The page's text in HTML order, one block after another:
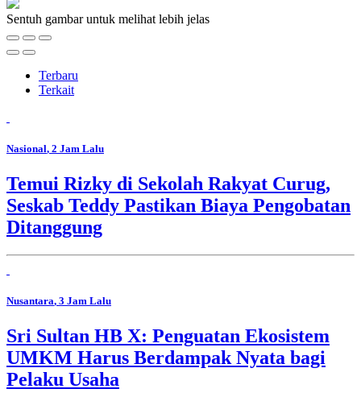
Sentuh gambar untuk melihat lebih jelas
Terbaru
Terkait
Nasional, 2 Jam Lalu
Temui Rizky di Sekolah Rakyat Curug,
Seskab Teddy Pastikan Biaya Pengobatan
Ditanggung
Nusantara, 3 Jam Lalu
Sri Sultan HB X: Penguatan Ekosistem
UMKM Harus Berdampak Nyata bagi
Pelaku Usaha